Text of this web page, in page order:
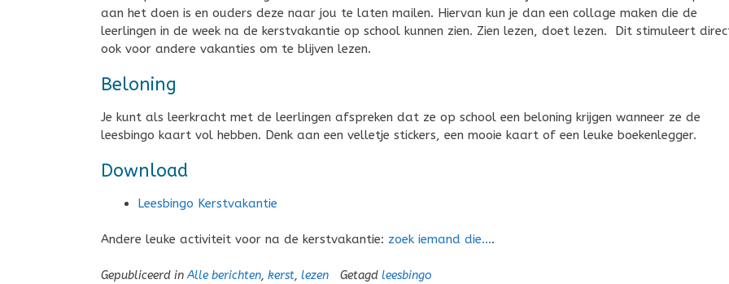
aan het doen is en ouders deze naar jou te laten mailen. Hiervan kun je dan een collage maken die de
leerlingen in de week na de kerstvakantie op school kunnen zien. Zien lezen, doet lezen. Dit stimuleert
ook voor andere vakanties om te blijven lezen.
Beloning
Je kunt als leerkracht met de leerlingen afspreken dat ze op school een beloning krijgen wanneer ze de
leesbingo kaart vol hebben. Denk aan een velletje stickers, een mooie kaart of een leuke boekenlegger.
Download
Leesbingo Kerstvakantie
Andere leuke activiteit voor na de kerstvakantie: zoek iemand die….
Gepubliceerd inAlle berichten, kerst, lezen Getagd leesbingo